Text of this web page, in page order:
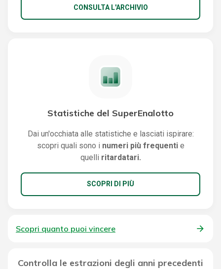
CONSULTA L'ARCHIVIO
Statistiche del SuperEnalotto
Dai un'occhiata alle statistiche e lasciati ispirare:
scopri quali sono i numeri più frequenti e
quelli ritardatari.
SCOPRI DI PIÙ
Scopri quanto puoi vincere
Controlla le estrazioni degli anni precedenti